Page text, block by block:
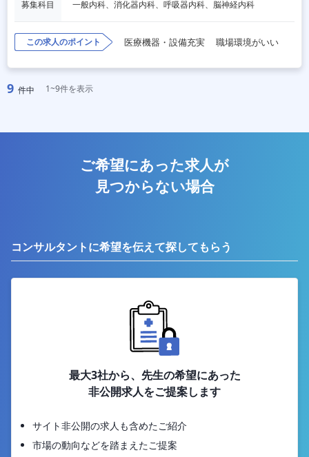
募集科目 一般内科、消化器内科、呼吸器内科、脳神経内科
この求人のポイント 医療機器・設備充実 職場環境がいい
9 件中 1~9件を表示
ご希望にあった求人が
見つからない場合
コンサルタントに希望を伝えて探してもらう
最大3社から、先生の希望にあった
非公開求人をご提案します
サイト非公開の求人も含めたご紹介
市場の動向などを踏まえたご提案